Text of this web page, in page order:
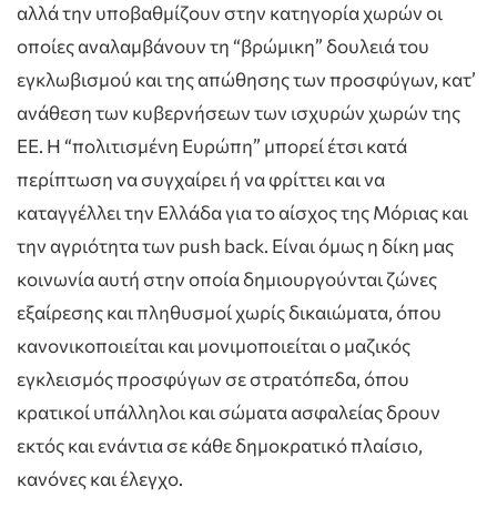
αλλά την υποβαθμίζουν στην κατηγορία χωρών οι
οποίες αναλαμβάνουν τη “βρώμικη” δουλειά του
εγκλωβισμού και της απώθησης των προσφύγων, κατ’
ανάθεση των κυβερνήσεων των ισχυρών χωρών της
ΕΕ. Η “πολιτισμένη Ευρώπη” μπορεί έτσι κατά
περίπτωση να συγχαίρει ή να φρίττει και να
καταγγέλλει την Ελλάδα για το αίσχος της Μόριας και
την αγριότητα των push back. Είναι όμως η δίκη μας
κοινωνία αυτή στην οποία δημιουργούνται ζώνες
εξαίρεσης και πληθυσμοί χωρίς δικαιώματα, όπου
κανονικοποιείται και μονιμοποιείται ο μαζικός
εγκλεισμός προσφύγων σε στρατόπεδα, όπου
κρατικοί υπάλληλοι και σώματα ασφαλείας δρουν
εκτός και ενάντια σε κάθε δημοκρατικό πλαίσιο,
κανόνες και έλεγχο.